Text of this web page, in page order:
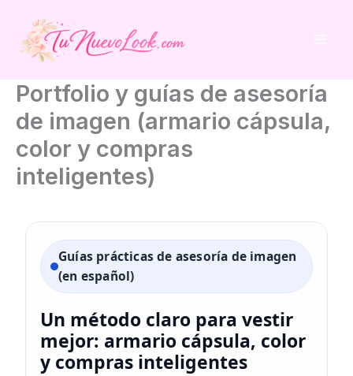
contenido
Portfolio y guías de asesoría
de imagen (armario cápsula,
color y compras
inteligentes)
Guías prácticas de asesoría de imagen
(en español)
Un método claro para vestir
mejor: armario cápsula, color
y compras inteligentes